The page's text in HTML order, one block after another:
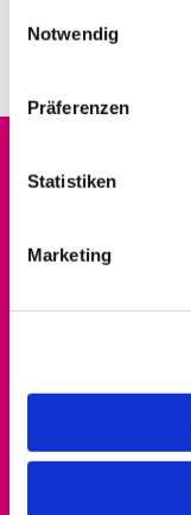
Notwendig
Präferenzen
Statistiken
Marketing
Startseite
Gottesdienste
Abendmahl